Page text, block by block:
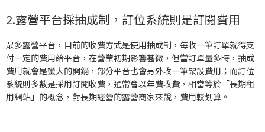
2.露營平台採抽成制，訂位系統則是訂閱費用
眾多露營平台，目前的收費方式是使用抽成制，每收一筆訂單就得支
付一定的費用給平台，在營業初期影響甚微，但當訂單量多時，抽成
費用就會是蠻大的開銷，部分平台也會另外收一筆架設費用；而訂位
系統則多數是採用訂閱收費，通常會以年費收費，相當等於「長期租
用網站」的概念，對長期經營的露營商家來說，費用較划算。